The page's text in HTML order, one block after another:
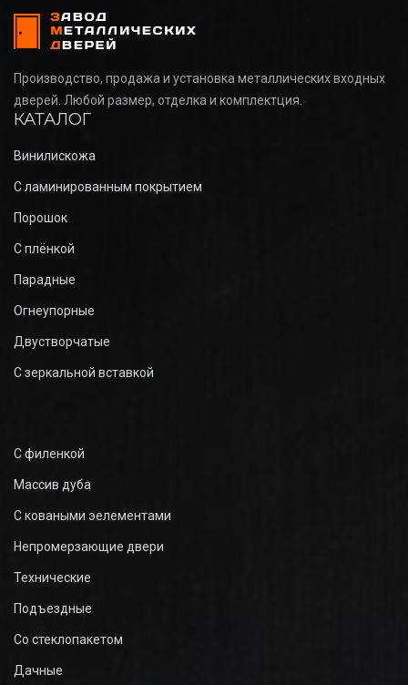
Производство, продажа и установка металлических входных
дверей. Любой размер, отделка и комплектция.
КАТАЛОГ
Винилискожа
С ламинированным покрытием
Порошок
С плёнкой
Парадные
Огнеупорные
Двустворчатые
С зеркальной вставкой
С филенкой
Массив дуба
С коваными эелементами
Непромерзающие двери
Технические
Подъездные
Со стеклопакетом
Дачные